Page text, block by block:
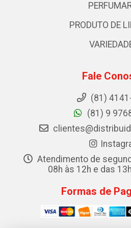
PRODUTO DE
Fale
(81)
(81) 9
Atendimento de
08h às 12h e das
Formas de